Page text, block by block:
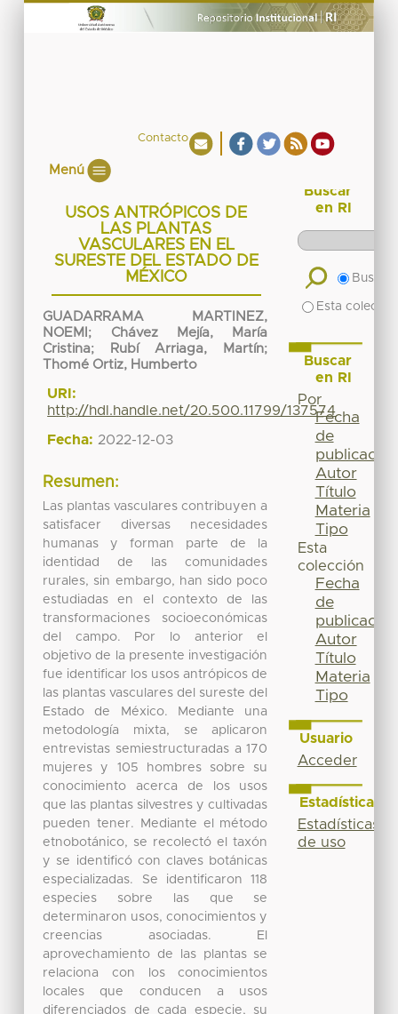
Contacto
Menú
USOS ANTRÓPICOS DE
LAS PLANTAS
VASCULARES EN EL
SURESTE DEL ESTADO DE
MÉXICO
GUADARRAMA MARTINEZ,
NOEMI ; Chávez Mejía, María
Cristina; Rubí Arriaga, Martín;
Thomé Ortiz, Humberto
URI:
http://hdl.handle.net/20.500.11799/137574
Fecha: 2022-12-03
Resumen:
Las plantas vasculares contribuyen a
satisfacer diversas necesidades
humanas y forman parte de la
identidad de las comunidades
rurales, sin embargo, han sido poco
estudiadas en el contexto de las
transformaciones socioeconómicas
del campo. Por lo anterior el
objetivo de la presente investigación
fue identificar los usos antrópicos de
las plantas vasculares del sureste del
Estado de México. Mediante una
metodología mixta, se aplicaron
entrevistas semiestructuradas a 170
mujeres y 105 hombres sobre su
conocimiento acerca de los usos
que las plantas silvestres y cultivadas
pueden tener. Mediante el método
etnobotánico, se recolectó el taxón
y se identificó con claves botánicas
especializadas. Se identificaron 118
especies sobre las que se
determinaron usos, conocimientos y
creencias asociadas. El
aprovechamiento de las plantas se
relaciona con los conocimientos
locales que conducen a usos
diferenciados de cada especie, su
Buscar
en RI
Buscar
Esta
Buscar
en RI
Por
Fecha
de
publicación
Autor
Título
Materia
Tipo
Esta
colección
Fecha
de
publicación
Autor
Título
Materia
Tipo
Usuario
Acceder
Estadísticas
Estadísticas
de uso